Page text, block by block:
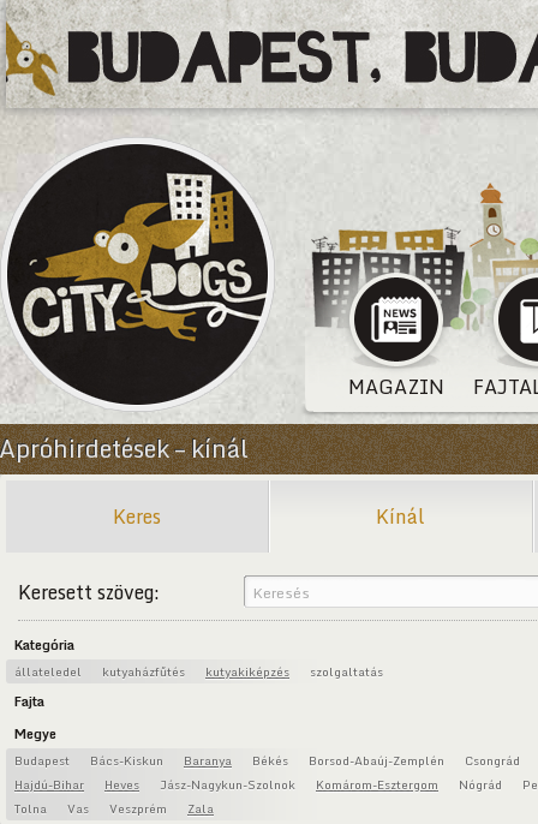
MAGAZIN
Apróhirdetések – kínál
Keres Kínál
Keresett szöveg:
Kategória
állateledel kutyaházfűtés kutyakiképzés szolgaltatás
Fajta
Megye
Budapest Bács-Kiskun Baranya Békés Borsod-Abaúj-Zemplén
Csongrád
Hajdú-Bihar
Heves Jász-Nagykun-Szolnok Komárom-Esztergom Nógrád
Tolna
Vas Veszprém Zala